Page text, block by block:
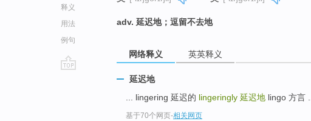
释义
用法
例句
adv. 延迟地；逗留不去地
网络释义 英英释义
延迟地
... lingering 延迟的 lingeringly 延迟地 lingo 方言 ...
基于70个网页-相关网页